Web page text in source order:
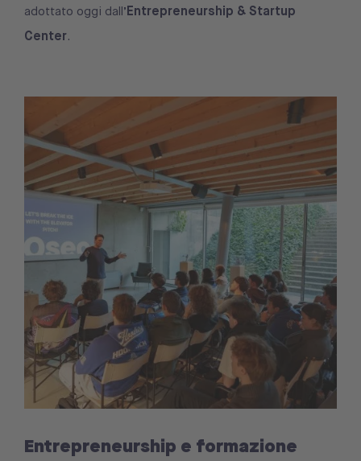
adottato oggi dall’Entrepreneurship & Startup
Center.
Entrepreneurship e formazione